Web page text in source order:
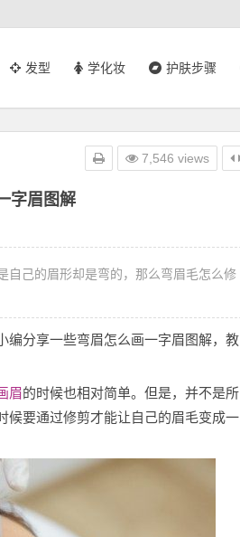
发型 学化妆 护肤步骤
字眉图解
7,546 views
自己的眉形却是弯的，那么弯眉毛怎么修
编分享一些弯眉怎么画一字眉图解，教
眉的时候也相对简单。但是，并不是所
候要通过修剪才能让自己的眉毛变成一